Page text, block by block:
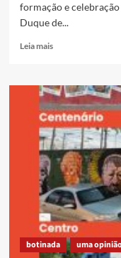
formação e
Duque de...
Leia maisRead
Evento
ELA
SE
MOSTRA
chega
a
sua
edição
com
várias
atrações
botinada uma